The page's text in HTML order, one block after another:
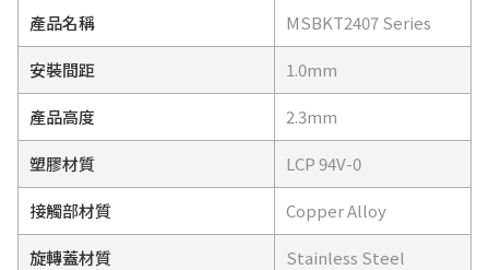
產品名稱 MSBKT2407 Series
安裝間距 1.0mm
產品高度 2.3mm
塑膠材質 LCP 94V-0
接觸部材質 Copper Alloy
旋轉蓋材質 Stainless Steel